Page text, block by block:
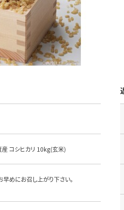
産 コシヒカリ 10kg(玄米)
早めにお召し上がり下さい。